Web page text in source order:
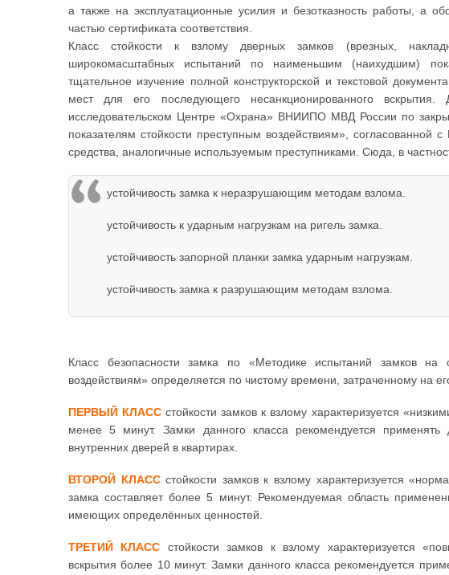
а также на эксплуатационные усилия и безотказность работы, а
частью сертификата соответствия.
Класс стойкости к взлому дверных замков (врезных,
широкомасштабных испытаний по наименьшим (наихудшим)
тщательное изучение полной конструкторской и текстовой
мест для его последующего несанкционированного
исследовательском Центре «Охрана» ВНИИПО МВД России по
показателям стойкости преступным воздействиям»,
средства, аналогичные используемым преступниками. Сюда, в
устойчивость замка к неразрушающим методам взлома.
устойчивость к ударным нагрузкам на ригель замка.
устойчивость запорной планки замка ударным нагрузкам.
устойчивость замка к разрушающим методам взлома.
Класс безопасности замка по «Методике испытаний замков на
воздействиям» определяется по чистому времени, затраченному на
ПЕРВЫЙ КЛАСС стойкости замков к взлому характеризуется
менее 5 минут. Замки данного класса рекомендуется
внутренних дверей в квартирах.
ВТОРОЙ КЛАССстойкости замков к взлому характеризуется
замка составляет более 5 минут. Рекомендуемая область
имеющих определённых ценностей.
ТРЕТИЙ КЛАСС стойкости замков к взлому характеризуется
вскрытия более 10 минут. Замки данного класса рекомендуется